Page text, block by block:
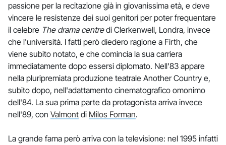
passione per la recitazione già in giovanissima età, e deve
vincere le resistenze dei suoi genitori per poter frequentare
il celebre The drama centredi Clerkenwell, Londra, invece
che l'università. I fatti però diedero ragione a Firth, che
viene subito notato, e che comincia la sua carriera
immediatamente dopo essersi diplomato. Nell'83 appare
nella pluripremiata produzione teatrale Another Country e,
subito dopo, nell'adattamento cinematografico omonimo
dell'84. La sua prima parte da protagonista arriva invece
nell'89, con Valmont di Milos Forman.
La grande fama però arriva con la televisione: nel 1995 infatti